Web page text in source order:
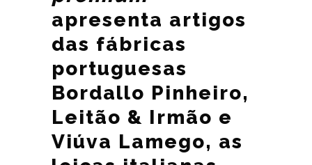
apresenta artigos
das fábricas
portuguesas
Bordallo Pinheiro,
Leitão & Irmão e
Viúva Lamego, as